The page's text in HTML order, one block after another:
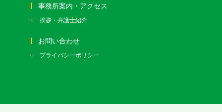
事務所案内・アクセス
挨拶・弁護士紹介
お問い合わせ
プライバシーポリシー